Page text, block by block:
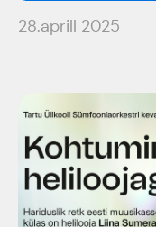
Kontakt
Kulno
Eda
28.aprill 2025